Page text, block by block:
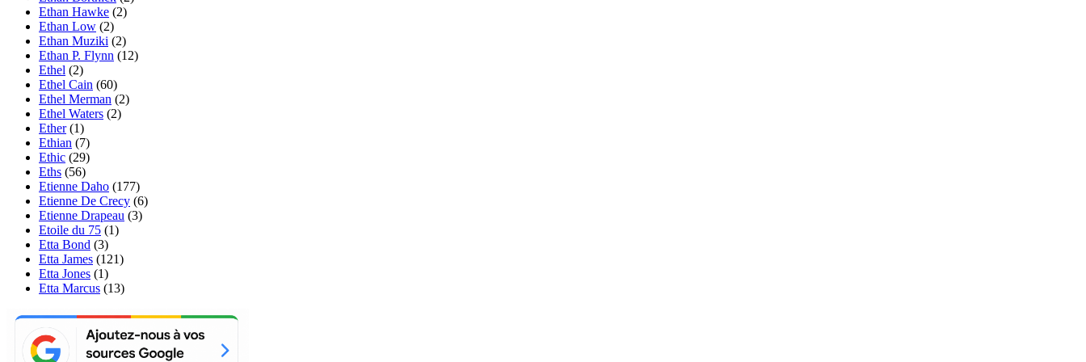
Ethan Hawke (2)
Ethan Low (2)
Ethan Muziki (2)
Ethan P. Flynn (12)
Ethel (2)
Ethel Cain (60)
Ethel Merman (2)
Ethel Waters (2)
Ether (1)
Ethian (7)
Ethic (29)
Eths (56)
Etienne Daho (177)
Etienne De Crecy (6)
Etienne Drapeau (3)
Etoile du 75 (1)
Etta Bond (3)
Etta James (121)
Etta Jones (1)
Etta Marcus (13)